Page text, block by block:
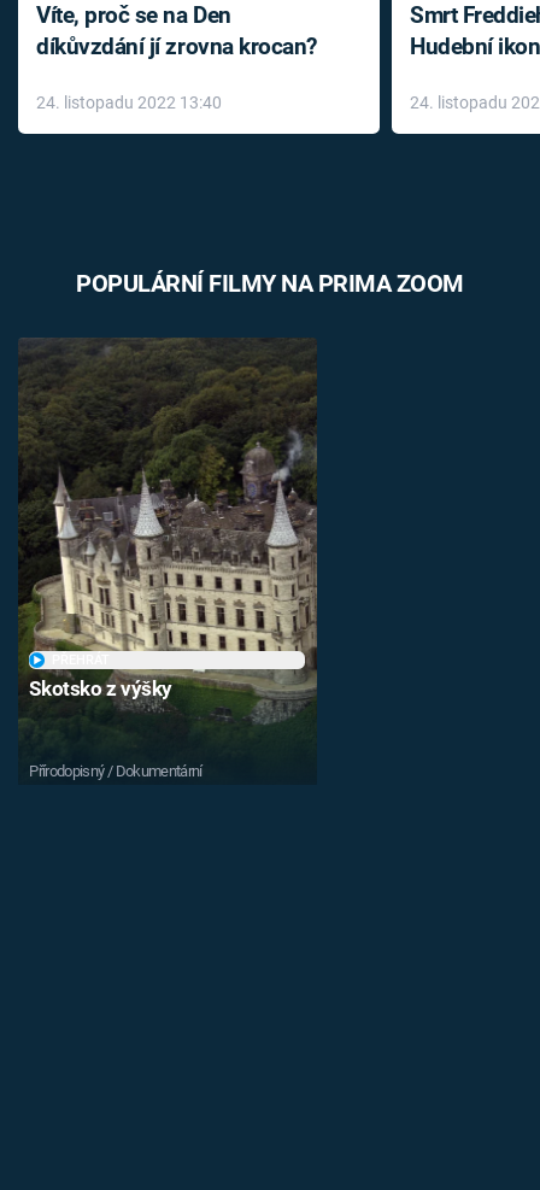
Víte, proč se na Den
díkůvzdání jí zrovna krocan?
24. listopadu 2022 13:40
Smrt
Hudební
léky
24. listopadu
POPULÁRNÍ FILMY NA PRIMA ZOOM
Skotsko z výšky
Přírodopisný / Dokumentární